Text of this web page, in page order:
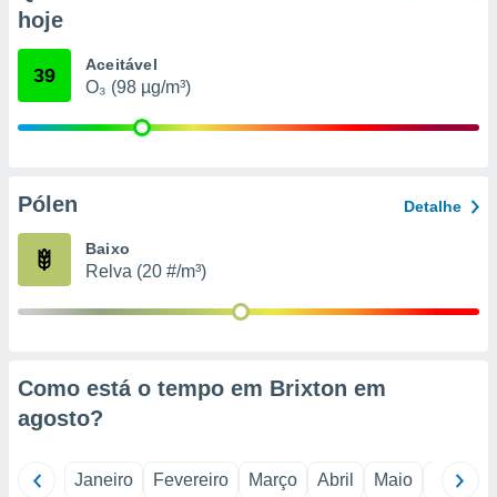
qual se
tal,
ou opor-
qualquer
o
num
hoje
39 Aceitável
O₃ (98 µg/m³)
Pólen Detalhe
Baixo
Relva (20 #/m³)
Como está o tempo em Brixton em
agosto?
Janeiro Fevereiro Março Abril Maio Junho